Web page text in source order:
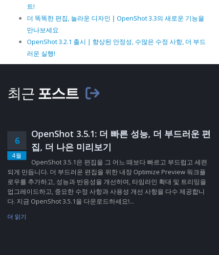
트!
더 똑똑한 편집, 놀라운 디자인 | OpenShot 3.3의 새로운 기능을
만나보세요
OpenShot 3.2.1 출시 | 향상된 안정성, 수많은 수정 사항, 더 부드
러운 실행!
최근 포스트
6
4월
OpenShot 3.5.1: 더 빠른 성능, 더 부드러운 편
집, 더 나은 미리보기
OpenShot 3.5.1은 편집을 그 어느 때보다 빠르고 부드럽고 세련
되게 만듭니다. 더 부드러운 편집을 위한 내장 Optimize Preview 워크플
로우를 추가하고, 성능과 반응성을 개선하며, 타임라인 확대 및 트리밍을
업그레이드하고, 중요한 수정 사항과 사용성 개선 사항을 다수 제공합니
다. 지금 OpenShot 3.5.1을 다운로드하세요!...
더 읽기